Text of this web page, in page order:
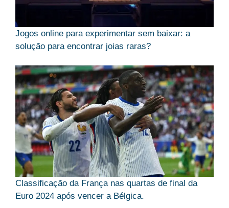
Jogos online para experimentar sem baixar: a
solução para encontrar joias raras?
Classificação da França nas quartas de final da
Euro 2024 após vencer a Bélgica.